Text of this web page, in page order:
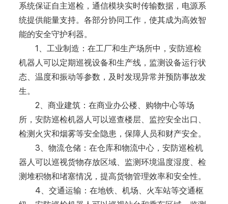
系统保证自主巡检，通信模块实时传输数据，电源系
统提供能量支持。各部分协同工作，使其成为高效智
能的安全守护利器。
1、工业制造：在工厂和生产场所中，安防巡检
机器人可以定期巡视设备和生产线，监测设备运行状
态、温度和振动等参数，及时发现异常并预防事故发
生。
2、商业建筑：在商业办公楼、购物中心等场
所，安防巡检机器人可以巡查楼层、监控安全出口、
检测火灾和烟雾等安全隐患，保障人员和财产安全。
3、物流仓储：在仓库和物流中心，安防巡检机
器人可以巡视货物存放区域、监测环境温度湿度、检
测堆积物和堵塞情况，提高货物管理效率和安全性。
4、交通运输：在地铁、机场、火车站等交通枢